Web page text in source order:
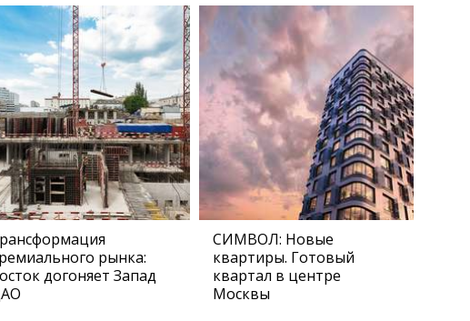
рынка:
догоняет Запад
СИМВОЛ: Новые
квартиры. Готовый
квартал в центре
Москвы